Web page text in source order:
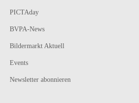
PICTAday
BVPA-News
Bildermarkt Aktuell
Events
Newsletter abonnieren